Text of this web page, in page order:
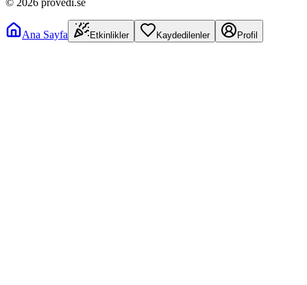
Ana Sayfa Etkinlikler Kaydedilenler Profil